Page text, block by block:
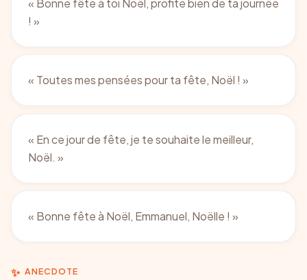
« Bonne fête à toi Noël, profite bien de ta journée
! »
« Toutes mes pensées pour ta fête, Noël ! »
« En ce jour de fête, je te souhaite le meilleur,
Noël. »
« Bonne fête à Noël, Emmanuel, Noëlle ! »
✨ ANECDOTE